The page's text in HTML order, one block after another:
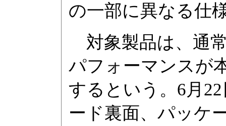
の一部に異なる仕
対象製品は、通
パフォーマンスが
するという。6月
ード裏面、パッケ